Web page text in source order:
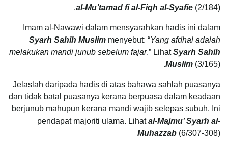
al-Mu’tamad fi al-Fiqh al-Syafie (2/184).
Imam al-Nawawi dalam mensyarahkan hadis ini dalam
Syarh Sahih Muslim menyebut: “Yang afdhal adalah
melakukan mandi junub sebelum fajar.” LihatSyarh Sahih
Muslim (3/165).
Jelaslah daripada hadis di atas bahawa sahlah puasanya
dan tidak batal puasanya kerana berpuasa dalam keadaan
berjunub mahupun kerana mandi wajib selepas subuh. Ini
pendapat majoriti ulama. Lihatal-Majmu’ Syarh al-
Muhazzab (6/307-308)